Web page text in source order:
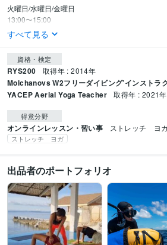
火曜日/水曜日/金曜日
13:00〜15:00
すべて見る
資格・検定
RYS200 取得年 : 2014年
Molchanovs W2フリーダイビング’インストラ
YACEP Aerial Yoga Teacher 取得年 : 2021年
得意分野
オンラインレッスン・習い事 ストレッチ　ヨ
ストレッチ ヨガ
出品者のポートフォリオ